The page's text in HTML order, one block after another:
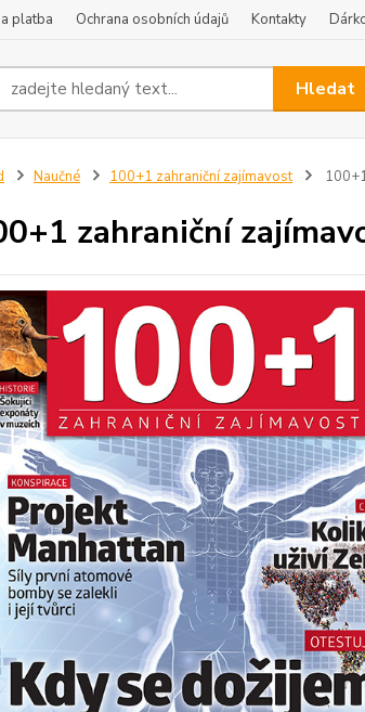
platba Ochrana osobních údajů Kontakty
Hledat
Naučné 100+1 zahraniční zajímavost
zahraniční